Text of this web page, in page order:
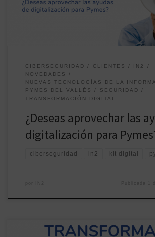
CIBERSEGURIDAD CLIENTES
IN2
NOVEDADES
NUEVAS TECNOLOGÍAS DE LA
PYMES DEL VALLÉS
SEGURIDAD
TRANSFORMACIÓN DIGITAL
¿Deseas aprovechar las
digitalización para
ciberseguridad in2 kit digital